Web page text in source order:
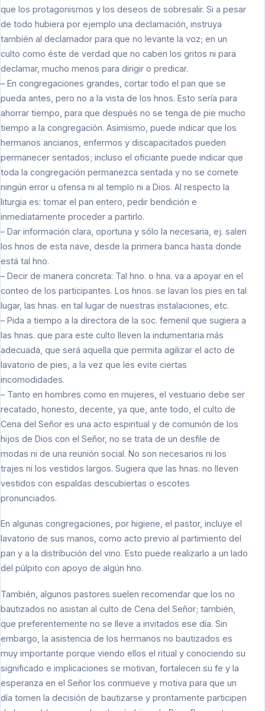
que los protagonismos y los deseos de sobresalir. Si a pesar
de todo hubiera por ejemplo una declamación, instruya
también al declamador para que no levante la voz; en un
culto como éste de verdad que no caben los gritos ni para
declamar, mucho menos para dirigir o predicar.
– En congregaciones grandes, cortar todo el pan que se
pueda antes, pero no a la vista de los hnos. Esto sería para
ahorrar tiempo, para que después no se tenga de pie mucho
tiempo a la congregación. Asimismo, puede indicar que los
hermanos ancianos, enfermos y discapacitados pueden
permanecer sentados; incluso el oficiante puede indicar que
toda la congregación permanezca sentada y no se comete
ningún error u ofensa ni al templo ni a Dios. Al respecto la
liturgia es: tomar el pan entero, pedir bendición e
inmediatamente proceder a partirlo.
– Dar información clara, oportuna y sólo la necesaria, ej. salen
los hnos de esta nave, desde la primera banca hasta donde
está tal hno.
– Decir de manera concreta: Tal hno. o hna. va a apoyar en el
conteo de los participantes. Los hnos. se lavan los pies en tal
lugar, las hnas. en tal lugar de nuestras instalaciones, etc.
– Pida a tiempo a la directora de la soc. femenil que sugiera a
las hnas. que para este culto lleven la indumentaria más
adecuada, que será aquella que permita agilizar el acto de
lavatorio de pies, a la vez que les evite ciertas
incomodidades.
– Tanto en hombres como en mujeres, el vestuario debe ser
recatado, honesto, decente, ya que, ante todo, el culto de
Cena del Señor es una acto espiritual y de comunión de los
hijos de Dios con el Señor, no se trata de un desfile de
modas ni de una reunión social. No son necesarios ni los
trajes ni los vestidos largos. Sugiera que las hnas. no lleven
vestidos con espaldas descubiertas o escotes
pronunciados.
En algunas congregaciones, por higiene, el pastor, incluye el
lavatorio de sus manos, como acto previo al partimiento del
pan y a la distribución del vino. Esto puede realizarlo a un lado
del púlpito con apoyo de algún hno.
También, algunos pastores suelen recomendar que los no
bautizados no asistan al culto de Cena del Señor; también,
que preferentemente no se lleve a invitados ese día. Sin
embargo, la asistencia de los hermanos no bautizados es
muy importante porque viendo ellos el ritual y conociendo su
significado e implicaciones se motivan, fortalecen su fe y la
esperanza en el Señor los conmueve y motiva para que un
día tomen la decisión de bautizarse y prontamente participen